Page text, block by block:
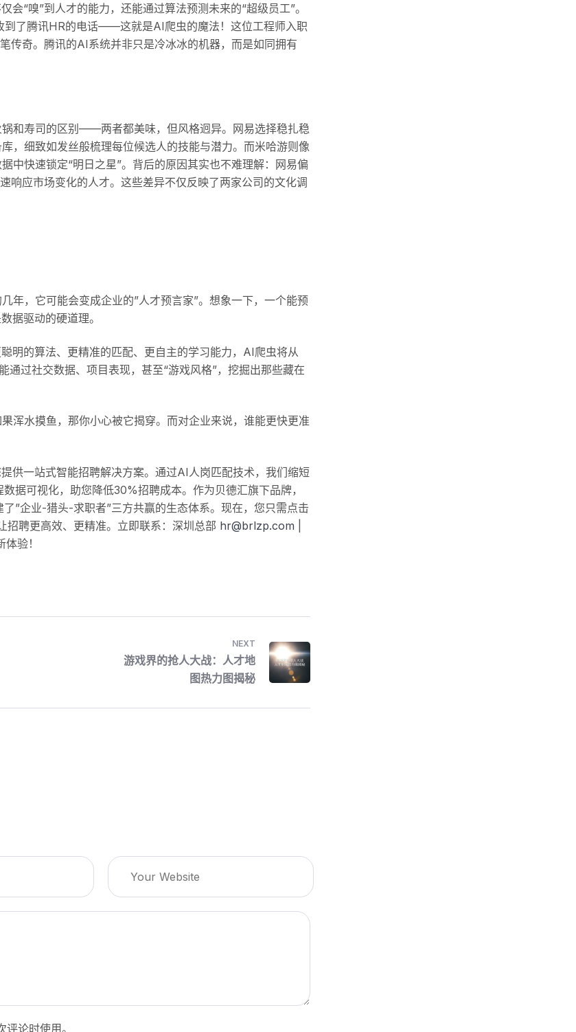
“嗅”到人才的能力，还能通过算法预测未来的“超级员工”。
到了腾讯HR的电话——这就是AI爬虫的魔法！这位工程师入职
传奇。腾讯的AI系统并非只是冷冰冰的机器，而是如同拥有
和寿司的区别——两者都美味，但风格迥异。网易选择稳扎稳
，细致如发丝般梳理每位候选人的技能与潜力。而米哈游则像
中快速锁定“明日之星”。背后的原因其实也不难理解：网易偏
响应市场变化的人才。这些差异不仅反映了两家公司的文化调
年，它可能会变成企业的”人才预言家”。想象一下，一个能预
据驱动的硬道理。
明的算法、更精准的匹配、更自主的学习能力，AI爬虫将从
通过社交数据、项目表现，甚至“游戏风格”，挖掘出那些藏在
浑水摸鱼，那你小心被它揭穿。而对企业来说，谁能更快更准
供一站式智能招聘解决方案。通过AI人岗匹配技术，我们缩短
据可视化，助您降低30%招聘成本。作为贝德汇旗下品牌，
”企业-猎头-求职者”三方共赢的生态体系。现在，您只需点击
招聘更高效、更精准。立即联系：深圳总部 hr@brlzp.com
验！
NEXT
游戏界的抢人大战：人才地
图热力图揭秘
论时使用。